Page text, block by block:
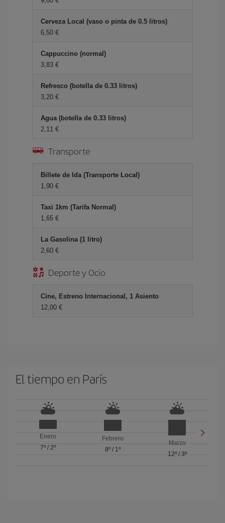
Cerveza Local (vaso o pinta de 0.5 litros)
6,50 €
Cappuccino (normal)
3,83 €
Refresco (botella de 0.33 litros)
3,20 €
Agua (botella de 0.33 litros)
2,11 €
Transporte
Billete de Ida (Transporte Local)
1,90 €
Taxi 1km (Tarifa Normal)
1,65 €
La Gasolina (1 litro)
2,60 €
Deporte y Ocio
Cine, Estreno Internacional, 1 Asiento
12,00 €
El tiempo en París
Enero
7º/ 2º
Febrero
8º/ 1º
Marzo
12º/ 3º